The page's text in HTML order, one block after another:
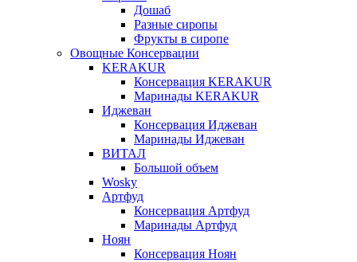
Дошаб
Разные сиропы
Фрукты в сиропе
Овощные Консервации
KERAKUR
Консервация KERAKUR
Маринады KERAKUR
Иджеван
Консервация Иджеван
Маринады Иджеван
ВИТАЛ
Большой объем
Wosky
Артфуд
Консервация Артфуд
Маринады Артфуд
Ноян
Консервация Ноян